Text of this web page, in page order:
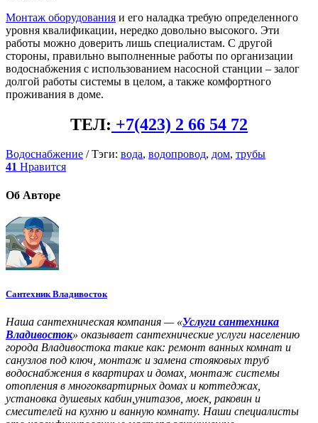
Монтаж оборудования и его наладка требую определенного
уровня квалификации, нередко довольно высокого. Эти
работы можно доверить лишь специалистам. С другой
стороны, правильно выполненные работы по организации
водоснабжения с использованием насосной станции – залог
долгой работы системы в целом, а также комфортного
проживания в доме.
ТЕЛ: +7(423) 2 66 54 72
Водоснабжение / Тэги: вода, водопровод, дом, трубы
41 Нравится
Об Авторе
Сантехник Владивосток
Наша сантехническая компания — «Услуги сантехника
Владивосток» оказывает сантехнические услуги населению
города Владивостока такие как: ремонт ванных комнат и
санузлов под ключ, монтаж и замена стояковых труб
водоснабжения в квартирах и домах, монтаж системы
отопления в многоквартирных домах и коттеджах,
установка душевых кабин,унитазов, моек, раковин и
смесителей на кухню и ванную комнату. Наши специалисты